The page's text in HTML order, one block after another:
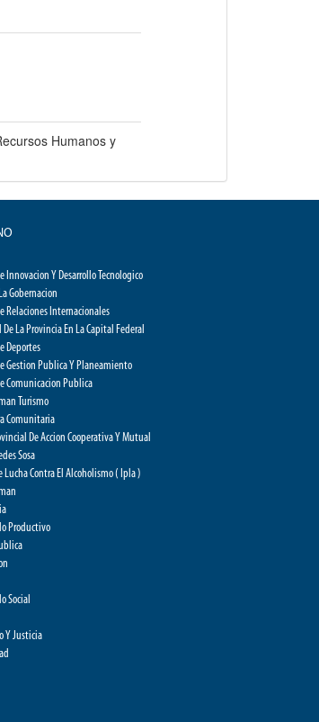
Humanos y
Innovacion Y Desarrollo Tecnologico
Gobernacion
Relaciones Internacionales
La Provincia En La Capital Federal
Deportes
Gestion Publica Y Planeamiento
Comunicacion Publica
Turismo
Comunitaria
De Accion Cooperativa Y Mutual
Sosa
Contra El Alcoholismo ( Ipla )
Productivo
Social
Y Justicia